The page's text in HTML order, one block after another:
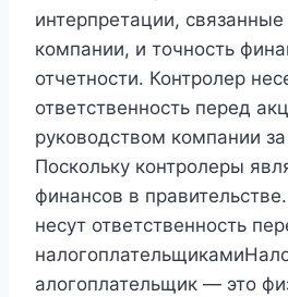
интерпретации,
компании, и точность
отчетности. Контролер
ответственность перед
руководством компании
Поскольку контролеры
финансов в
несут ответственность
алогоплательщик — это